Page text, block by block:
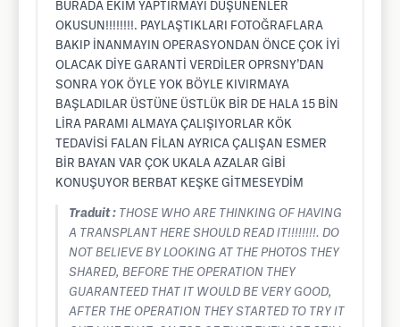
BURADA EKİM YAPTIRMAYI DÜŞÜNENLER
OKUSUN!!!!!!!!. PAYLAŞTIKLARI FOTOĞRAFLARA
BAKIP İNANMAYIN OPERASYONDAN ÖNCE ÇOK İYİ
OLACAK DİYE GARANTİ VERDİLER OPRSNY’DAN
SONRA YOK ÖYLE YOK BÖYLE KIVIRMAYA
BAŞLADILAR ÜSTÜNE ÜSTLÜK BİR DE HALA 15 BİN
LİRA PARAMI ALMAYA ÇALIŞIYORLAR KÖK
TEDAVİSİ FALAN FİLAN AYRICA ÇALIŞAN ESMER
BİR BAYAN VAR ÇOK UKALA AZALAR GİBİ
KONUŞUYOR BERBAT KEŞKE GİTMESEYDİM
Traduit : THOSE WHO ARE THINKING OF HAVING
A TRANSPLANT HERE SHOULD READ IT!!!!!!!!. DO
NOT BELIEVE BY LOOKING AT THE PHOTOS THEY
SHARED, BEFORE THE OPERATION THEY
GUARANTEED THAT IT WOULD BE VERY GOOD,
AFTER THE OPERATION THEY STARTED TO TRY IT